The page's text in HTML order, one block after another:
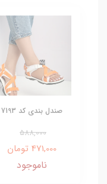
صندل بندی کد 7193
588,000
471,000 تومان
ناموجود